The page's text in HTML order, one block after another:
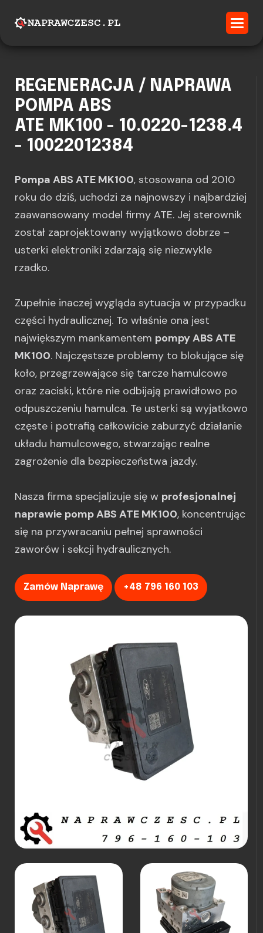
REGENERACJA / NAPRAWA
POMPA ABS
ATE MK100 - 10.0220-1238.4
- 10022012384
Pompa ABS ATE MK100, stosowana od 2010
roku do dziś, uchodzi za najnowszy i najbardziej
zaawansowany model firmy ATE. Jej sterownik
został zaprojektowany wyjątkowo dobrze –
usterki elektroniki zdarzają się niezwykle
rzadko.
Zupełnie inaczej wygląda sytuacja w przypadku
części hydraulicznej. To właśnie ona jest
największym mankamentem pompy ABS ATE
MK100. Najczęstsze problemy to blokujące się
koło, przegrzewające się tarcze hamulcowe
oraz zaciski, które nie odbijają prawidłowo po
odpuszczeniu hamulca. Te usterki są wyjatkowo
częste i potrafią całkowicie zaburzyć działanie
układu hamulcowego, stwarzając realne
zagrożenie dla bezpieczeństwa jazdy.
Nasza firma specjalizuje się w profesjonalnej
naprawie pomp ABS ATE MK100, koncentrując
się na przywracaniu pełnej sprawności
zaworów i sekcji hydraulicznych.
Zamów Naprawę +48 796 160 103